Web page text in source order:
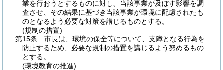
業を行おうとするものに対し、当該事業が及ぼす影響を調
査させ、その結果に基づき当該事業が環境に配慮されたも
のとなるよう必要な対策を講じるものとする。
(規制の措置)
第15条
市長は、環境の保全等について、支障となる行為を
防止するため、必要な規制の措置を講じるよう努めるもの
とする。
(環境教育の推進)